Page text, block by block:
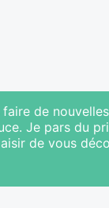
de
Je pars du
de vous